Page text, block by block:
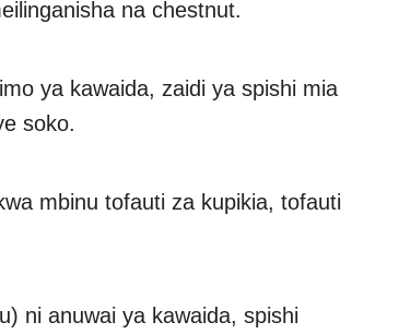
na chestnut.
ya kawaida, zaidi ya spishi mia
soko.
mbinu tofauti za kupikia, tofauti
ni anuwai ya kawaida, spishi